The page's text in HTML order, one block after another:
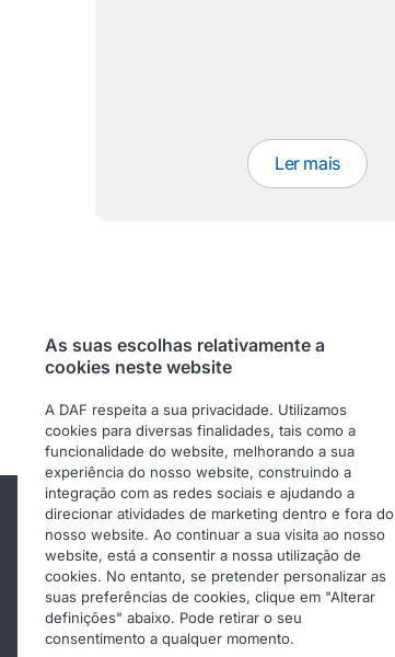
Ler mais
Outros websites da DAF
Website corporativo da DAF
DAF Components
As suas escolhas relativamente a
cookies neste website
A DAF respeita a sua privacidade. Utilizamos
cookies para diversas finalidades, tais como a
funcionalidade do website, melhorando a sua
experiência do nosso website, construindo a
integração com as redes sociais e ajudando a
direcionar atividades de marketing dentro e fora do
nosso website. Ao continuar a sua visita ao nosso
website, está a consentir a nossa utilização de
cookies. No entanto, se pretender personalizar as
suas preferências de cookies, clique em "Alterar
definições" abaixo. Pode retirar o seu
consentimento a qualquer momento.